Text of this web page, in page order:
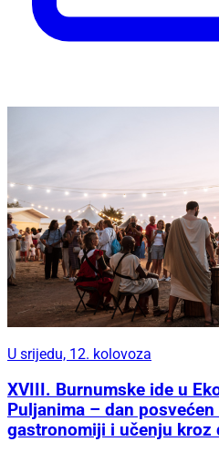
U srijedu, 12. kolovoza
XVIII. Burnumske ide u
Puljanima – dan
gastronomiji i učenju kroz